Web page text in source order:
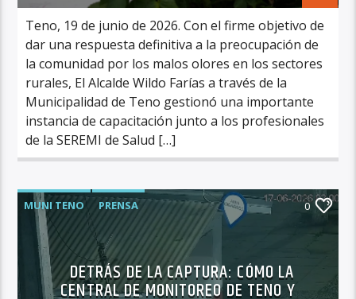
Teno, 19 de junio de 2026. Con el firme objetivo de
dar una respuesta definitiva a la preocupación de
la comunidad por los malos olores en los sectores
rurales, El Alcalde Wildo Farías a través de la
Municipalidad de Teno gestionó una importante
instancia de capacitación junto a los profesionales
de la SEREMI de Salud […]
MUNI TENO PRENSA 0
DETRÁS DE LA CAPTURA: CÓMO LA
CENTRAL DE MONITOREO DE TENO Y